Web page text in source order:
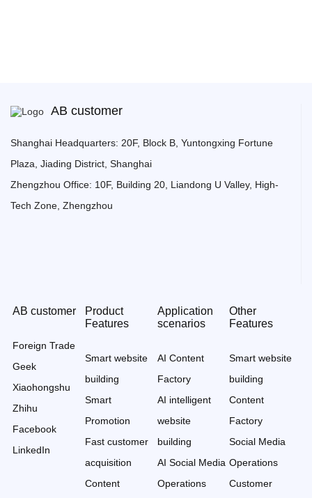
AB customer
Shanghai Headquarters: 20F, Block B, Yuntongxing Fortune
Plaza, Jiading District, Shanghai
Zhengzhou Office: 10F, Building 20, Liandong U Valley, High-
Tech Zone, Zhengzhou
AB customer
Foreign Trade
Geek
Xiaohongshu
Zhihu
Facebook
LinkedIn
Product
Features
Smart website
building
Smart
Promotion
Fast customer
acquisition
Content
Application
scenarios
AI Content
Factory
AI intelligent
website
building
AI Social Media
Operations
Other
Features
Smart website
building
Content
Factory
Social Media
Operations
Customer